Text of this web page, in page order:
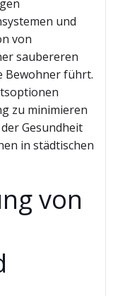
und
von
saubereren
Bewohner führt.
zu minimieren
Gesundheit
in städtischen
von